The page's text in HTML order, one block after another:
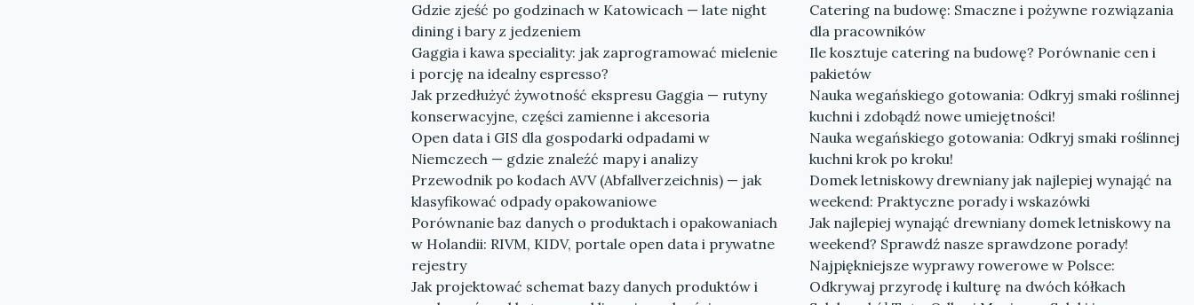
Gdzie zjeść po godzinach w Katowicach — late night
dining i bary z jedzeniem
Gaggia i kawa speciality: jak zaprogramować mielenie
i porcję na idealny espresso?
Jak przedłużyć żywotność ekspresu Gaggia — rutyny
konserwacyjne, części zamienne i akcesoria
Open data i GIS dla gospodarki odpadami w
Niemczech — gdzie znaleźć mapy i analizy
Przewodnik po kodach AVV (Abfallverzeichnis) — jak
klasyfikować odpady opakowaniowe
Porównanie baz danych o produktach i opakowaniach
w Holandii: RIVM, KIDV, portale open data i prywatne
rejestry
Jak projektować schemat bazy danych produktów i
Catering na budowę: Smaczne i pożywne rozwiązania
dla pracowników
Ile kosztuje catering na budowę? Porównanie cen i
pakietów
Nauka wegańskiego gotowania: Odkryj smaki roślinnej
kuchni i zdobądź nowe umiejętności!
Nauka wegańskiego gotowania: Odkryj smaki roślinnej
kuchni krok po kroku!
Domek letniskowy drewniany jak najlepiej wynająć na
weekend: Praktyczne porady i wskazówki
Jak najlepiej wynająć drewniany domek letniskowy na
weekend? Sprawdź nasze sprawdzone porady!
Najpiękniejsze wyprawy rowerowe w Polsce:
Odkrywaj przyrodę i kulturę na dwóch kółkach